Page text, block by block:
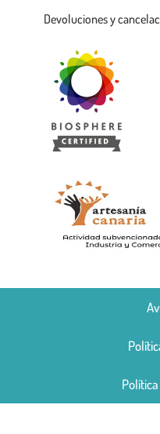
Devoluciones y